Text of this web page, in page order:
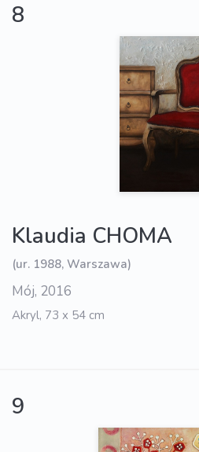
8
Klaudia CHOMA
(ur. 1988, Warszawa)
Mój, 2016
Akryl, 73 x 54 cm
9